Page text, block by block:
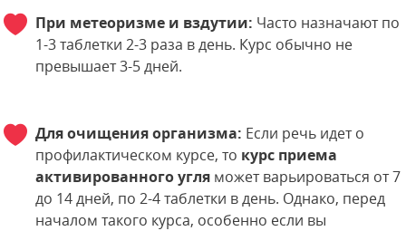
При метеоризме и вздутии: Часто назначают по
1-3 таблетки 2-3 раза в день. Курс обычно не
превышает 3-5 дней.
Для очищения организма: Если речь идет о
профилактическом курсе, то курс приема
активированного угля может варьироваться от 7
до 14 дней, по 2-4 таблетки в день. Однако, перед
началом такого курса, особенно если вы